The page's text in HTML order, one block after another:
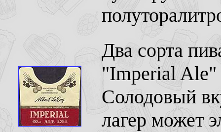
Два сорта
"Imperial Ale"
Солодовый
лагер может